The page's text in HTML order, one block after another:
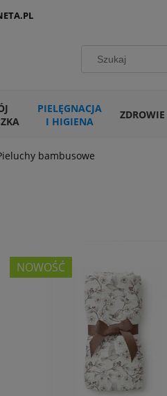
PIELĘGNACJA
I HIGIENA
ZDROWIE
bambusowe
NOWOŚĆ